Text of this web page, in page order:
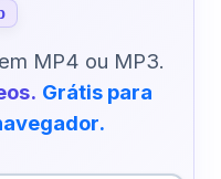
MP4 ou MP3.
Grátis para